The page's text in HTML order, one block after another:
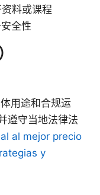
料或课程
全性
用途和合规运
遵守当地法律法
al mejor precio
y